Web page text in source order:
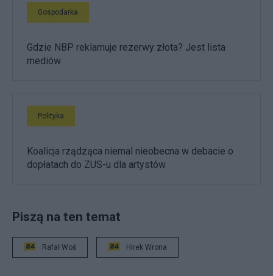
Gospodarka
Gdzie NBP reklamuje rezerwy złota? Jest lista
mediów
Polityka
Koalicja rządząca niemal nieobecna w debacie o
dopłatach do ZUS-u dla artystów
Piszą na ten temat
Rafał Woś Hirek Wrona